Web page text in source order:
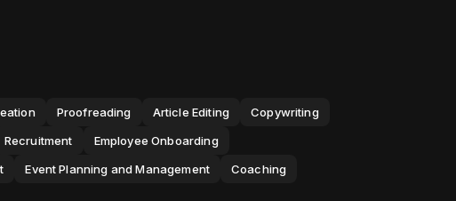
Proofreading Article Editing
Copywriting
Recruitment
Employee Onboarding
Event Planning and Management Coaching